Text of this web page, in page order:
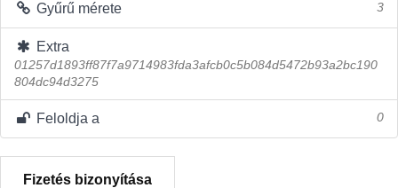
Gyűrű mérete 3
Extra
01257d1893ff87f7a9714983fda3afcb0c5b084d5472b93a2bc190
804dc94d3275
Feloldja a 0
Fizetés bizonyítása